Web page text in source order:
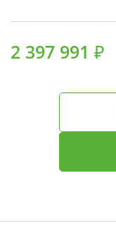
2 397 991 ₽